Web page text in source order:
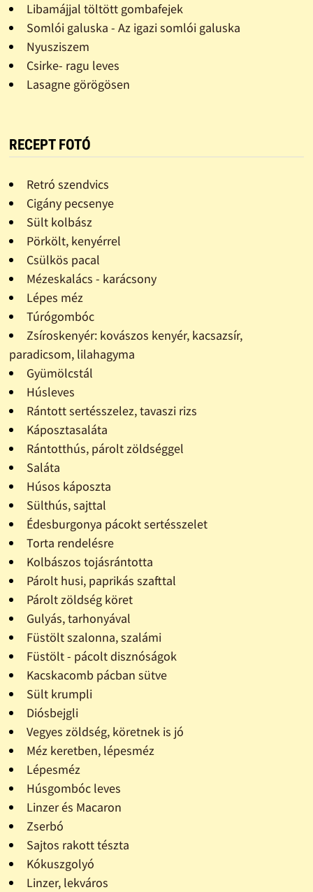
Libamájjal töltött gombafejek
Somlói galuska - Az igazi somlói galuska
Nyusziszem
Csirke- ragu leves
Lasagne görögösen
RECEPT FOTÓ
Retró szendvics
Cigány pecsenye
Sült kolbász
Pörkölt, kenyérrel
Csülkös pacal
Mézeskalács - karácsony
Lépes méz
Túrógombóc
Zsíroskenyér: kovászos kenyér, kacsazsír,
paradicsom, lilahagyma
Gyümölcstál
Húsleves
Rántott sertésszelez, tavaszi rizs
Káposztasaláta
Rántotthús, párolt zöldséggel
Saláta
Húsos káposzta
Sülthús, sajttal
Édesburgonya pácokt sertésszelet
Torta rendelésre
Kolbászos tojásrántotta
Párolt husi, paprikás szafttal
Párolt zöldség köret
Gulyás, tarhonyával
Füstölt szalonna, szalámi
Füstölt - pácolt disznóságok
Kacskacomb pácban sütve
Sült krumpli
Diósbejgli
Vegyes zöldség, köretnek is jó
Méz keretben, lépesméz
Lépesméz
Húsgombóc leves
Linzer és Macaron
Zserbó
Sajtos rakott tészta
Kókuszgolyó
Linzer, lekváros